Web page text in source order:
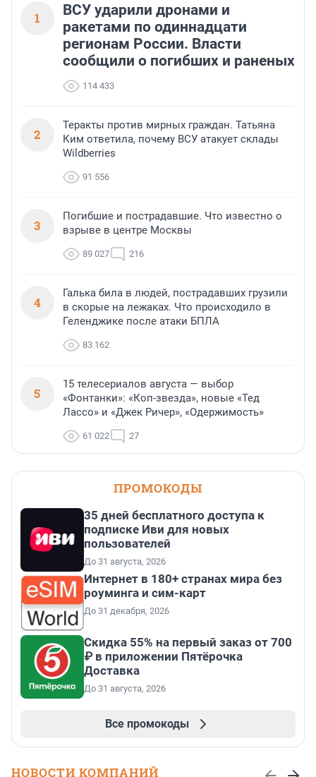
1
ВСУ ударили дронами и
ракетами по одиннадцати
регионам России. Власти
сообщили о погибших и раненых
114 433
2
Теракты против мирных граждан. Татьяна
Ким ответила, почему ВСУ атакует склады
Wildberries
91 556
3
Погибшие и пострадавшие. Что известно о
взрыве в центре Москвы
89 027 216
4
Галька била в людей, пострадавших грузили
в скорые на лежаках. Что происходило в
Геленджике после атаки БПЛА
83 162
5
15 телесериалов августа — выбор
«Фонтанки»: «Коп-звезда», новые «Тед
Лассо» и «Джек Ричер», «Одержимость»
61 022 27
ПРОМОКОДЫ
35 дней бесплатного доступа к
подписке Иви для новых
пользователей
До 31 августа, 2026
Интернет в 180+ странах мира без
роуминга и сим-карт
До 31 декабря, 2026
Скидка 55% на первый заказ от 700
₽ в приложении Пятёрочка
Доставка
До 31 августа, 2026
Все промокоды
НОВОСТИ КОМПАНИЙ